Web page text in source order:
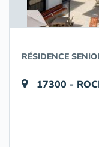
RÉSIDENCE
17300 -